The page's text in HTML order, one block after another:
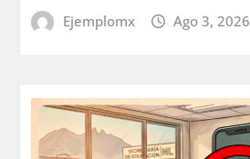
Ejemplomx Ago 3, 2026